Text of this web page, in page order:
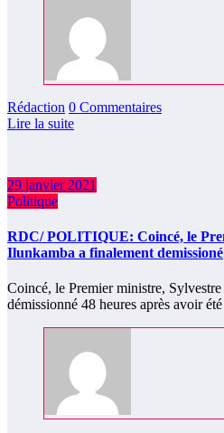
Rédaction 0 Commentaires
Lire la suite
29 janvier 2021
Politique
RDC/ POLITIQUE: Coincé, le
Ilunkamba a finalement demissioné
Coincé, le Premier ministre,
démissionné 48 heures après avoir